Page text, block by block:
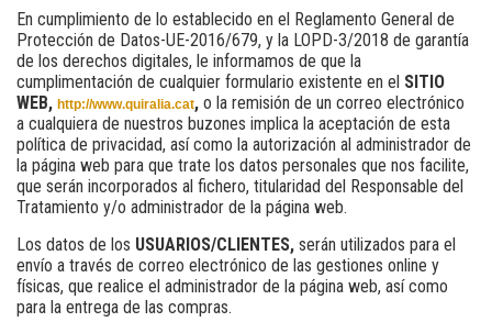
En cumplimiento de lo establecido en el Reglamento General de
Protección de Datos-UE-2016/679, y la LOPD-3/2018 de garantía
de los derechos digitales, le informamos de que la
cumplimentación de cualquier formulario existente en el SITIO
WEB, http://www.quiralia.cat, o la remisión de un correo electrónico
a cualquiera de nuestros buzones implica la aceptación de esta
política de privacidad, así como la autorización al administrador de
la página web para que trate los datos personales que nos facilite,
que serán incorporados al fichero, titularidad del Responsable del
Tratamiento y/o administrador de la página web.
Los datos de los USUARIOS/CLIENTES, serán utilizados para el
envío a través de correo electrónico de las gestiones online y
físicas, que realice el administrador de la página web, así como
para la entrega de las compras.